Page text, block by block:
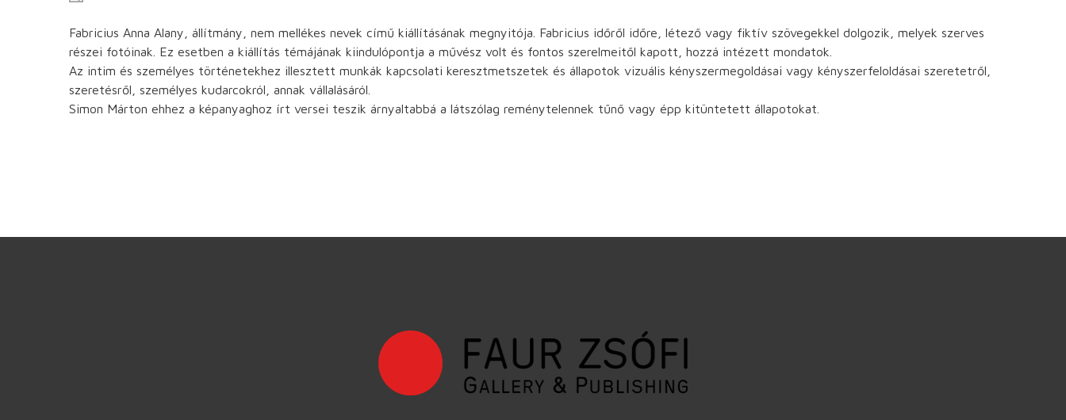
Fabricius Anna Alany, állítmány, nem mellékes nevek című kiállításának megnyitója. Fabricius időről időre, létező vagy fiktív szövegekkel dolgozik, melyek szerves
részei fotóinak. Ez esetben a kiállítás témájának kiindulópontja a művész volt és fontos szerelmeitől kapott, hozzá intézett mondatok.
Az intim és személyes történetekhez illesztett munkák kapcsolati keresztmetszetek és állapotok vizuális kényszermegoldásai vagy kényszerfeloldásai szeretetről,
szeretésről, személyes kudarcokról, annak vállalásáról.
Simon Márton ehhez a képanyaghoz írt versei teszik árnyaltabbá a látszólag reménytelennek tűnő vagy épp kitüntetett állapotokat.